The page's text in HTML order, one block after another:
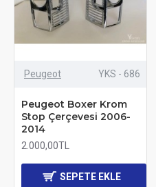
Peugeot YKS - 686
Peugeot Boxer Krom
Stop Çerçevesi 2006-
2014
2.000,00TL
SEPETE EKLE